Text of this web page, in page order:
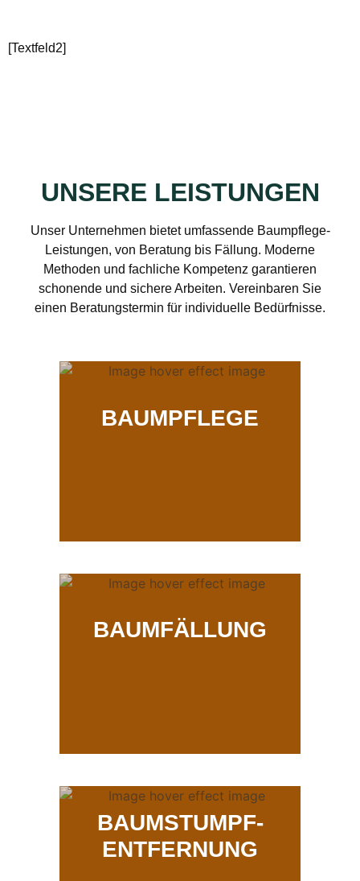
[Textfeld2]
UNSERE LEISTUNGEN
Unser Unternehmen bietet umfassende Baumpflege-
Leistungen, von Beratung bis Fällung. Moderne
Methoden und fachliche Kompetenz garantieren
schonende und sichere Arbeiten. Vereinbaren Sie
einen Beratungstermin für individuelle Bedürfnisse.
BAUMPFLEGE
BAUMFÄLLUNG
BAUMSTUMPF-
ENTFERNUNG